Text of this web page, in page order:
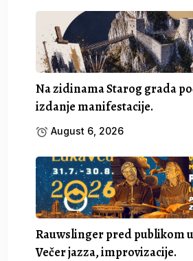
Na zidinama Starog grada
izdanje manifestacije.
August 6, 2026
Rauwslinger pred publikom
Večer jazza, improvizacije.